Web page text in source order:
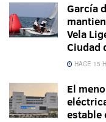
García
Vela
Ciudad
HACE 15
El
estable